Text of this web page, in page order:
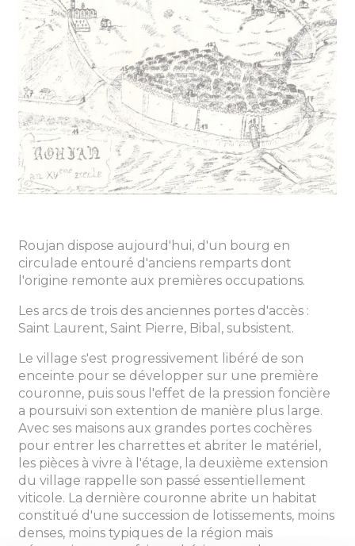
Roujan dispose aujourd'hui, d'un bourg en
circulade entouré d'anciens remparts dont
l'origine remonte aux premières occupations.
Les arcs de trois des anciennes portes d'accès :
Saint Laurent, Saint Pierre, Bibal, subsistent.
Le village s'est progressivement libéré de son
enceinte pour se développer sur une première
couronne, puis sous l'effet de la pression foncière
a poursuivi son extention de manière plus large.
Avec ses maisons aux grandes portes cochères
pour entrer les charrettes et abriter le matériel,
les pièces à vivre à l'étage, la deuxième extension
du village rappelle son passé essentiellement
viticole. La dernière couronne abrite un habitat
constitué d'une succession de lotissements, moins
denses, moins typiques de la région mais